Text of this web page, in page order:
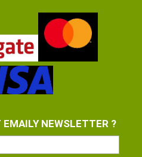
NEWSLETTER ?